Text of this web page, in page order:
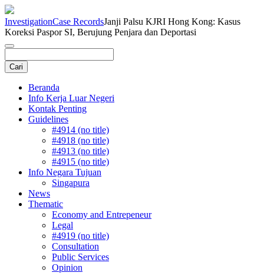
InvestigationCase RecordsJanji Palsu KJRI Hong Kong: Kasus
Koreksi Paspor SI, Berujung Penjara dan Deportasi
Beranda
Info Kerja Luar Negeri
Kontak Penting
Guidelines
#4914 (no title)
#4918 (no title)
#4913 (no title)
#4915 (no title)
Info Negara Tujuan
Singapura
News
Thematic
Economy and Entrepeneur
Legal
#4919 (no title)
Consultation
Public Services
Opinion